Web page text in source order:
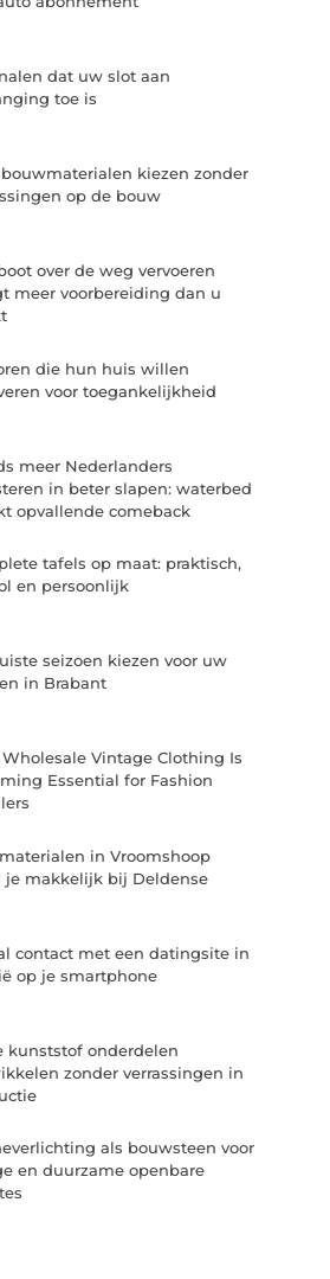
dat uw slot aan
toe is
kiezen zonder
op de bouw
over de weg vervoeren
meer voorbereiding dan u
die hun huis willen
voor toegankelijkheid
meer Nederlanders
in beter slapen: waterbed
opvallende comeback
tafels op maat: praktisch,
en persoonlijk
seizoen kiezen voor uw
in Brabant
Vintage Clothing Is
Essential for Fashion
in Vroomshoop
je makkelijk bij Deldense
contact met een datingsite in
op je smartphone
kunststof onderdelen
zonder verrassingen in
als bouwsteen voor
en duurzame openbare